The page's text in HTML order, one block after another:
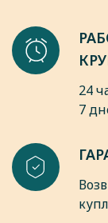
Весь текст
24
7